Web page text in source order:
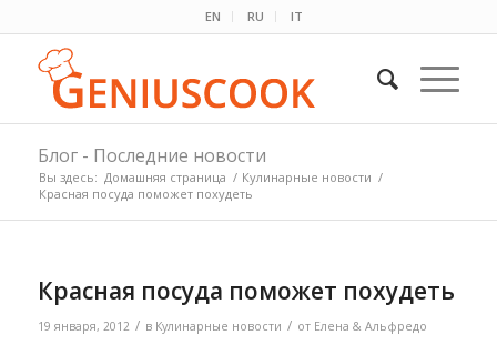
EN RU IT
Блог - Последние новости
Вы здесь: Домашняя страница / Кулинарные новости /
Красная посуда поможет похудеть
Красная посуда поможет похудеть
19 января, 2012 / в Кулинарные новости / от Елена & Альфредо